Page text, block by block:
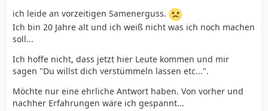
ich leide an vorzeitigen Samenerguss.
Ich bin 20 Jahre alt und ich weiß nicht was ich noch machen
soll...
Ich hoffe nicht, dass jetzt hier Leute kommen und mir
sagen "Du willst dich verstümmeln lassen etc...".
Möchte nur eine ehrliche Antwort haben. Von vorher und
nachher Erfahrungen wäre ich gespannt...